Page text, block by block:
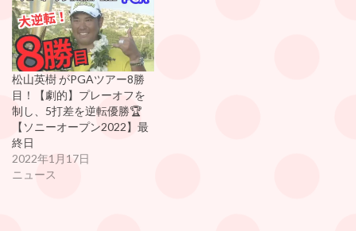
松山英樹 がPGAツアー8勝
目！【劇的】プレーオフを
制し、5打差を逆転優勝🏆
【ソニーオープン2022】最
終日
2022年1月17日
ニュース